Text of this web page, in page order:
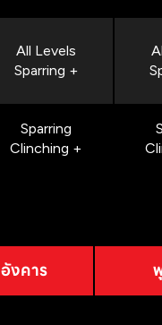
All Levels
Sparring +
Sparring
Clinching +
อังคาร